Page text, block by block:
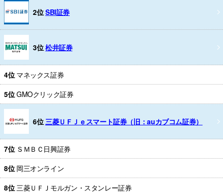
2位SBI証券
3位松井証券
4位 マネックス証券
5位GMOクリック証券
6位 三菱ＵＦＪｅスマート証券（旧：auカブコム証券）
7位 ＳＭＢＣ日興証券
8位 岡三オンライン
8位 三菱ＵＦＪモルガン・スタンレー証券